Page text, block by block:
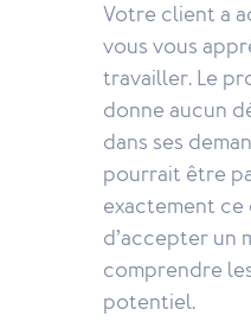
Votre client a
vous vous
travailler. Le
donne aucun
dans ses
pourrait être
exactement ce
d’accepter un
comprendre
potentiel.